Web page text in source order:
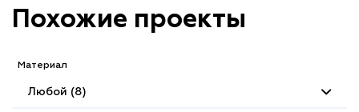
Похожие проекты
Материал
Любой (8)